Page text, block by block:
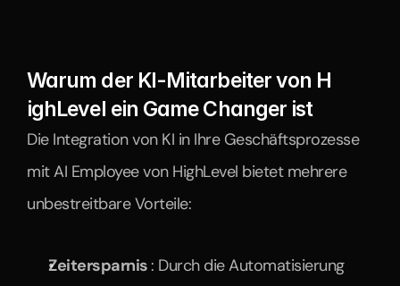
Warum der KI-Mitarbeiter von H
ighLevel ein Game Changer ist
Die Integration von KI in Ihre Geschäftsprozesse
mit AI Employee von HighLevel bietet mehrere
unbestreitbare Vorteile:
Zeitersparnis : Durch die Automatisierung